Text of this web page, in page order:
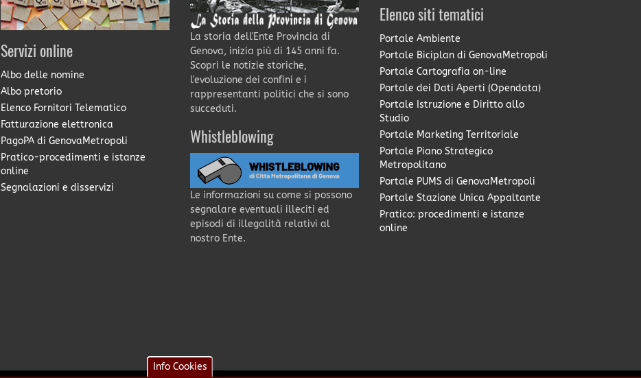
Servizi online
Albo delle nomine
Albo pretorio
Elenco Fornitori Telematico
Fatturazione elettronica
PagoPA di GenovaMetropoli
Pratico-procedimenti e istanze
online
Segnalazioni e disservizi
La storia dell'Ente Provincia di
Genova, inizia più di 145 anni fa.
Scopri le notizie storiche,
l'evoluzione dei confini e i
rappresentanti politici che si sono
succeduti.
Whistleblowing
Le informazioni su come si possono
segnalare eventuali illeciti ed
episodi di illegalità relativi al
nostro Ente.
Elenco siti tematici
Portale Ambiente
Portale Biciplan di GenovaMetropoli
Portale Cartografia on-line
Portale dei Dati Aperti (Opendata)
Portale Istruzione e Diritto allo
Studio
Portale Marketing Territoriale
Portale Piano Strategico
Metropolitano
Portale PUMS di GenovaMetropoli
Portale Stazione Unica Appaltante
Pratico: procedimenti e istanze
online
Info Cookies